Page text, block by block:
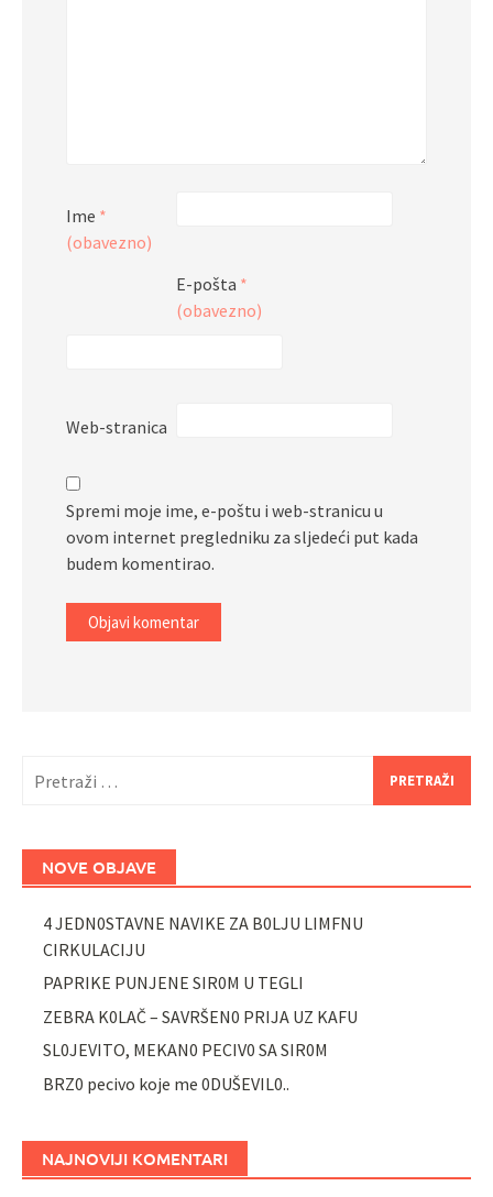
Ime *
(obavezno)
E-pošta *
(obavezno)
Web-stranica
Spremi moje ime, e-poštu i web-stranicu u
ovom internet pregledniku za sljedeći put kada
budem komentirao.
NOVE OBJAVE
4 JEDN0STAVNE NAVIKE ZA B0LJU LIMFNU
CIRKULACIJU
PAPRIKE PUNJENE SIR0M U TEGLI
ZEBRA K0LAČ – SAVRŠEN0 PRIJA UZ KAFU
SL0JEVITO, MEKAN0 PECIV0 SA SIR0M
BRZ0 pecivo koje me 0DUŠEVIL0..
NAJNOVIJI KOMENTARI